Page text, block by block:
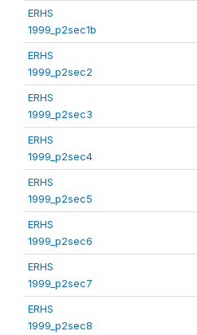
ERHS
1999_p2sec1b
ERHS
1999_p2sec2
ERHS
1999_p2sec3
ERHS
1999_p2sec4
ERHS
1999_p2sec5
ERHS
1999_p2sec6
ERHS
1999_p2sec7
ERHS
1999_p2sec8